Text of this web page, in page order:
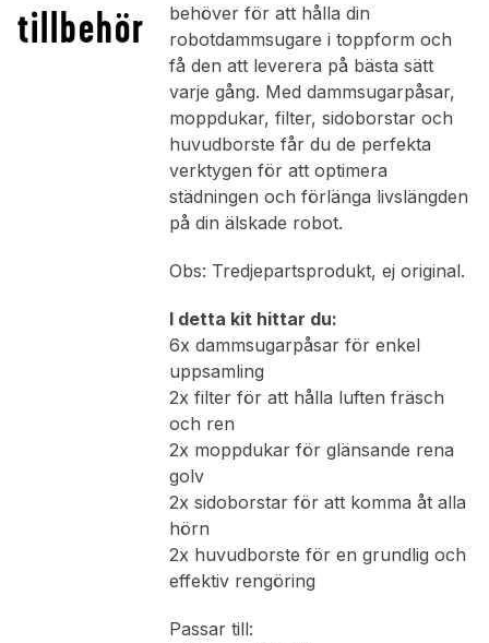
tillbehör
behöver för att hålla din
robotdammsugare i toppform och
få den att leverera på bästa sätt
varje gång. Med dammsugarpåsar,
moppdukar, filter, sidoborstar och
huvudborste får du de perfekta
verktygen för att optimera
städningen och förlänga livslängden
på din älskade robot.
Obs: Tredjepartsprodukt, ej original.
I detta kit hittar du:
6x dammsugarpåsar för enkel
uppsamling
2x filter för att hålla luften fräsch
och ren
2x moppdukar för glänsande rena
golv
2x sidoborstar för att komma åt alla
hörn
2x huvudborste för en grundlig och
effektiv rengöring
Passar till: